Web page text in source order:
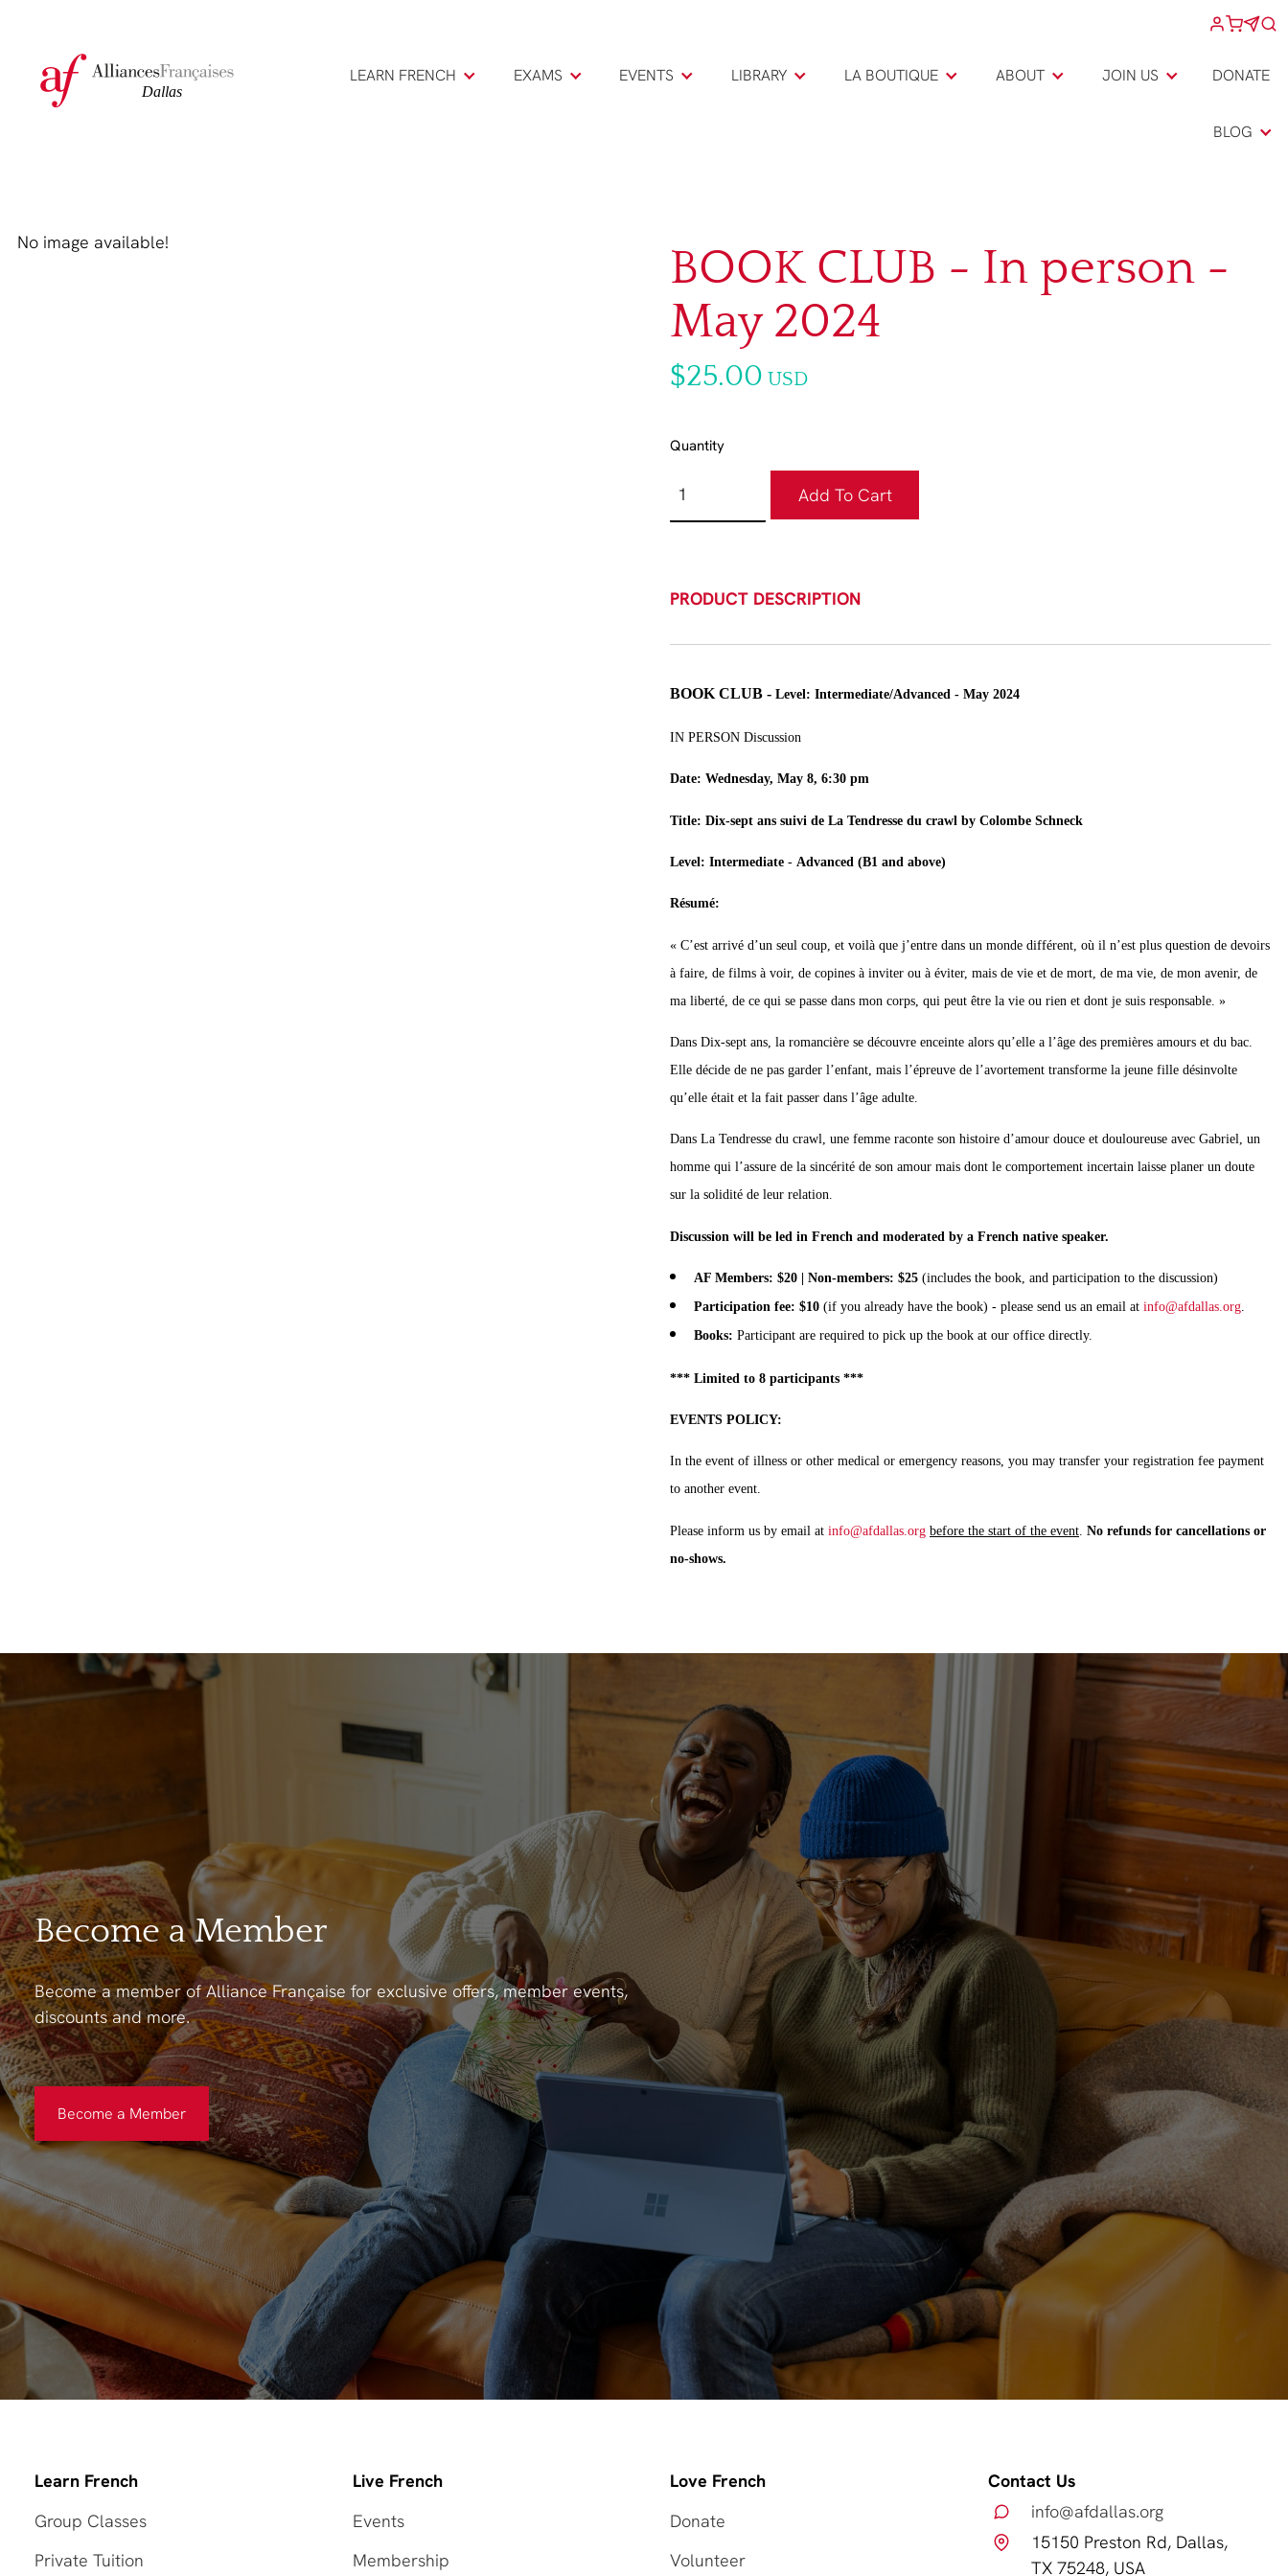
LEARN FRENCH EXAMS EVENTS LIBRARY LA BOUTIQUE ABOUT JOIN US DONATE
BLOG
No image available!
BOOK CLUB - In person -
May 2024
$25.00 USD
Quantity
Add To Cart
PRODUCT DESCRIPTION
BOOK CLUB - Level: Intermediate/Advanced - May 2024
IN PERSON Discussion
Date: Wednesday, May 8, 6:30 pm
Title: Dix-sept ans suivi de La Tendresse du crawl by Colombe Schneck
Level: Intermediate - Advanced (B1 and above)
Résumé:
« C’est arrivé d’un seul coup, et voilà que j’entre dans un monde différent, où il n’est plus question de devoirs
à faire, de films à voir, de copines à inviter ou à éviter, mais de vie et de mort, de ma vie, de mon avenir, de
ma liberté, de ce qui se passe dans mon corps, qui peut être la vie ou rien et dont je suis responsable. »
Dans Dix-sept ans, la romancière se découvre enceinte alors qu’elle a l’âge des premières amours et du bac.
Elle décide de ne pas garder l’enfant, mais l’épreuve de l’avortement transforme la jeune fille désinvolte
qu’elle était et la fait passer dans l’âge adulte.
Dans La Tendresse du crawl, une femme raconte son histoire d’amour douce et douloureuse avec Gabriel, un
homme qui l’assure de la sincérité de son amour mais dont le comportement incertain laisse planer un doute
sur la solidité de leur relation.
Discussion will be led in French and moderated by a French native speaker.
AF Members: $20 | Non-members: $25 (includes the book, and participation to the discussion)
Participation fee: $10 (if you already have the book) - please send us an email at info@afdallas.org.
Books: Participant are required to pick up the book at our office directly.
*** Limited to 8 participants ***
EVENTS POLICY:
In the event of illness or other medical or emergency reasons, you may transfer your registration fee payment
to another event.
Please inform us by email at info@afdallas.org before the start of the event No refunds for cancellations or
no-shows.
Become a Member
Become a member of Alliance Française for exclusive offers, member events,
discounts and more.
Become a Member
Learn French
Group Classes
Private Tuition
Live French
Events
Membership
Love French
Donate
Volunteer
Contact Us
info@afdallas.org
15150 Preston Rd, Dallas,
TX 75248, USA